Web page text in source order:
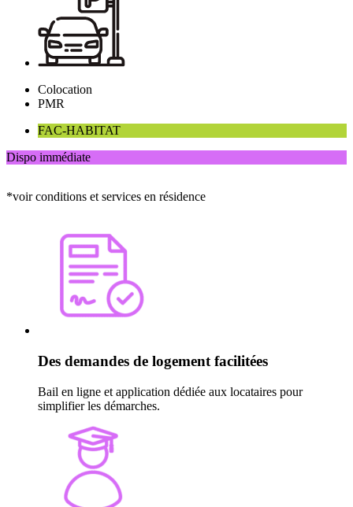
Colocation
PMR
FAC-HABITAT
Dispo immédiate
*voir conditions et services en résidence
Des demandes de logement facilitées
Bail en ligne et application dédiée aux locataires pour
simplifier les démarches.